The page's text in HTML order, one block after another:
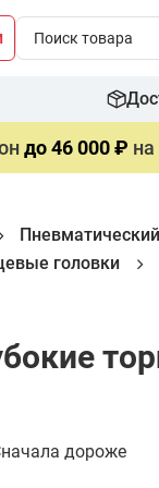
до 46 000 ₽
головки
дороже